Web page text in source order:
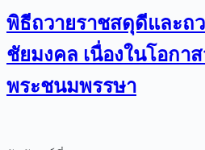
พิธีถวายราชสดุดีและถ
ชัยมงคล เนื่องในโอกา
พระชนมพรรษา